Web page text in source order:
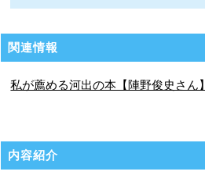
関連情報
私が薦める河出の本【陣野俊史さん】
内容紹介